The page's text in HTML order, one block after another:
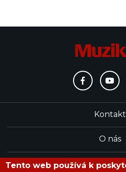
Kontakt
O nás
Tento web používá k